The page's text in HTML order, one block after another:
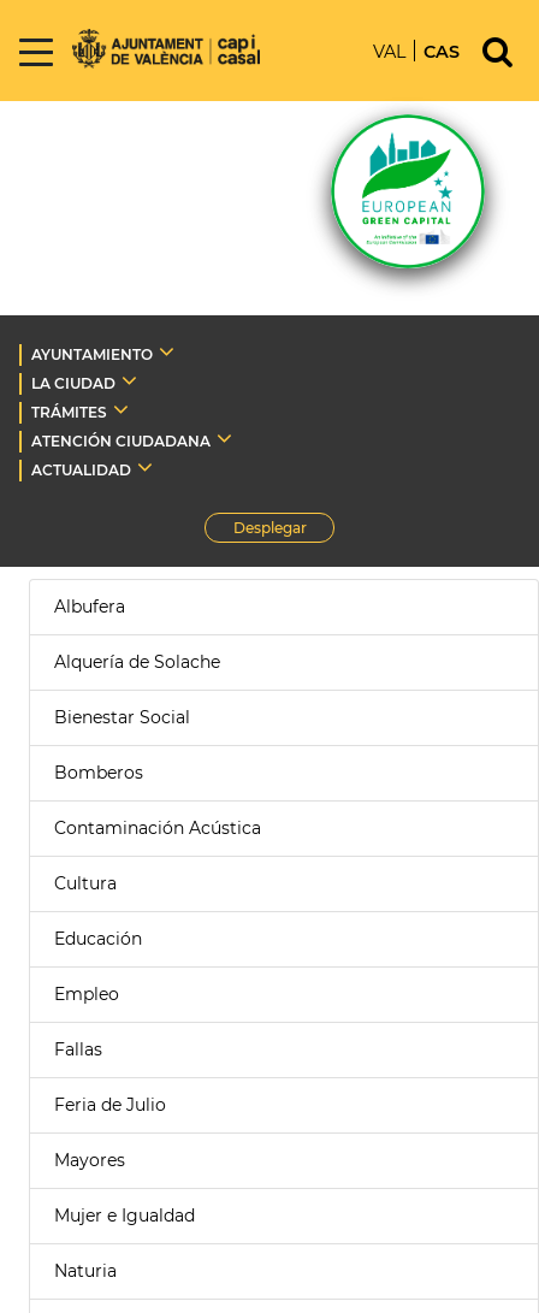
VAL CAS
AYUNTAMIENTO
LA CIUDAD
TRÁMITES
ATENCIÓN CIUDADANA
ACTUALIDAD
Desplegar
Albufera
Alquería de Solache
Bienestar Social
Bomberos
Contaminación Acústica
Cultura
Educación
Empleo
Fallas
Feria de Julio
Mayores
Mujer e Igualdad
Naturia